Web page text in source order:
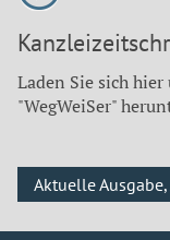
Laden Sie sich
"WegWeiSer"
Aktuelle